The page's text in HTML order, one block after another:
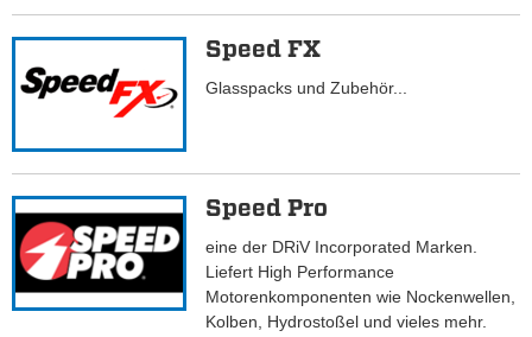
Speed FX
Glasspacks und Zubehör...
Speed Pro
eine der DRiV Incorporated Marken.
Liefert High Performance
Motorenkomponenten wie Nockenwellen,
Kolben, Hydrostoßel und vieles mehr.